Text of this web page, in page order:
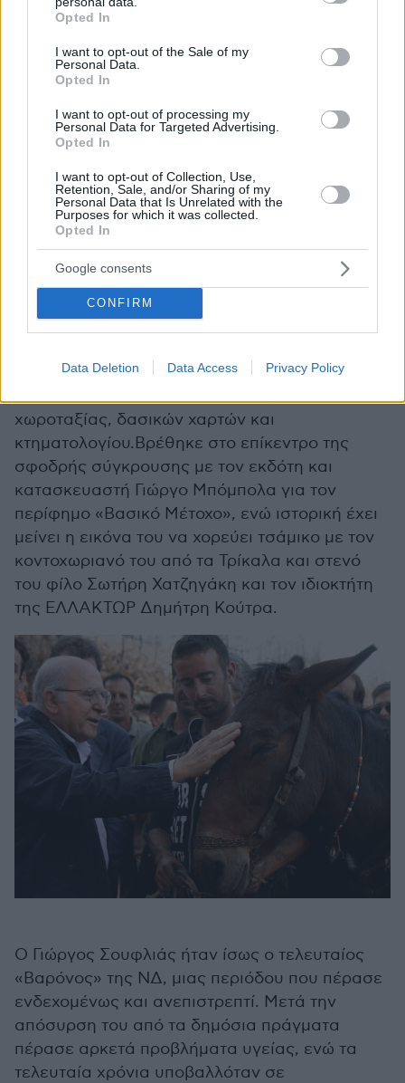
grant or deny consent to Google and its third-party tags to
use your data for below specified purposes in below Google
consent section.
Opted In
I want to opt-out of the Sale of my
Personal Data.
Opted In
I want to opt-out of processing my
Personal Data for Targeted Advertising.
Opted In
I want to opt-out of Collection, Use,
Retention, Sale, and/or Sharing of my
Personal Data that Is Unrelated with the
Purposes for which it was collected.
Opted In
Google consents
CONFIRM
Data Deletion Data Access Privacy Policy
υπουργών που λειτουργούσε ως μικρό
«υπουργικό». Ήδη από το 2008 και μετά, ο
Σουφλιάς άρχισε να έχει και σειρά
προβληματισμών για τη λειτουργία της
κυβέρνησης και τις βασικές αποφάσεις που
λαμβάνονταν.
Ο Σουφλιάς ήταν ομολογουμένως
συγκρουσιακός. Επί των ημερών του στο
ΠΕΧΩΔΕ προχώρησαν οι διαδικασίες για την
κατασκευή ή ολοκλήρωση σημαντικών οδικών
αξόνων, όπως η Ιόνια Οδός, η αναβάθμιση του
Αυτοκινητόδρομος ΠΑΘΕ και μεγάλα τμήματα
της Εγνατία Οδός. Παράλληλα προωθήθηκαν
Μετρό Θεσσαλονίκης, ενώ επιχείρησε να
χωροταξίας, δασικών χαρτών και
κτηματολογίου.Βρέθηκε στο επίκεντρο της
σφοδρής σύγκρουσης με τον εκδότη και
κατασκευαστή Γιώργο Μπόμπολα για τον
περίφημο «Βασικό Μέτοχο», ενώ ιστορική έχει
μείνει η εικόνα του να χορεύει τσάμικο με τον
κοντοχωριανό του από τα Τρίκαλα και στενό
του φίλο Σωτήρη Χατζηγάκη και τον ιδιοκτήτη
της ΕΛΛΑΚΤΩΡ Δημήτρη Κούτρα.
Ο Γιώργος Σουφλιάς ήταν ίσως ο τελευταίος
«Βαρόνος» της ΝΔ, μιας περιόδου που πέρασε
ενδεχομένως και ανεπιστρεπτί. Μετά την
απόσυρση του από τα δημόσια πράγματα
πέρασε αρκετά προβλήματα υγείας, ενώ τα
τελευταία χρόνια υποβαλλόταν σε